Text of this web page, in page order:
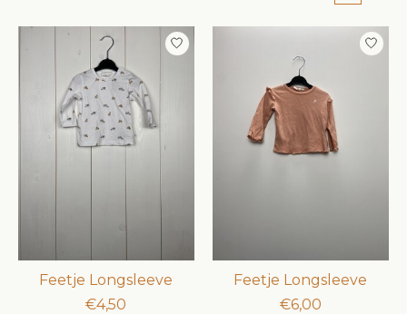
Feetje Longsleeve
€4,50
Feetje Longsleeve
€6,00